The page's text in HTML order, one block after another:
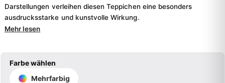
Darstellungen verleihen diesen Teppichen eine besonders
ausdrucksstarke und kunstvolle Wirkung.
Mehr lesen
Farbe wählen
Mehrfarbig